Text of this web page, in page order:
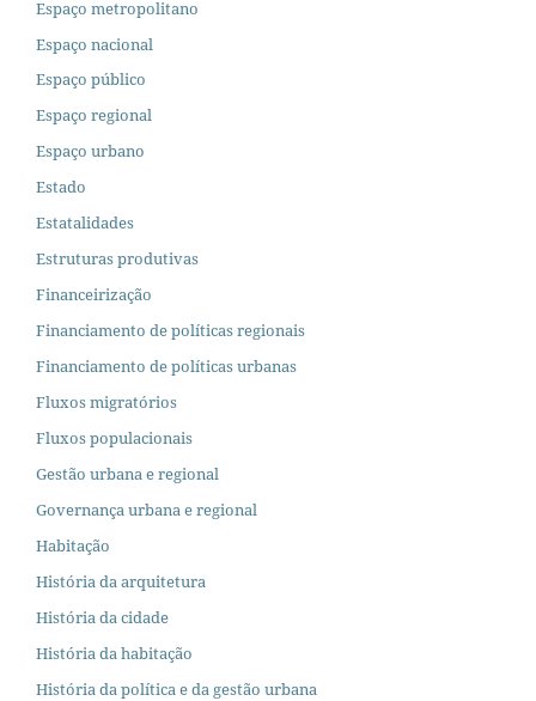
Espaço metropolitano
Espaço nacional
Espaço público
Espaço regional
Espaço urbano
Estado
Estatalidades
Estruturas produtivas
Financeirização
Financiamento de políticas regionais
Financiamento de políticas urbanas
Fluxos migratórios
Fluxos populacionais
Gestão urbana e regional
Governança urbana e regional
Habitação
História da arquitetura
História da cidade
História da habitação
História da política e da gestão urbana